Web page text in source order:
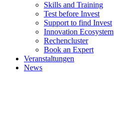
Skills and Training
Test before Invest
Support to find Invest
Innovation Ecosystem
Rechencluster​
Book an Expert
Veranstaltungen
News